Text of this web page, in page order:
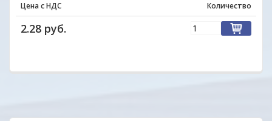
Цена с НДС Количество
2.28 руб.